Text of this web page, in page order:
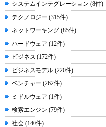
システムインテグレーション (8件)
テクノロジー (315件)
ネットワーキング (85件)
ハードウェア (12件)
ビジネス (172件)
ビジネスモデル (220件)
ベンチャー (262件)
ミドルウェア (1件)
検索エンジン (79件)
社会 (140件)